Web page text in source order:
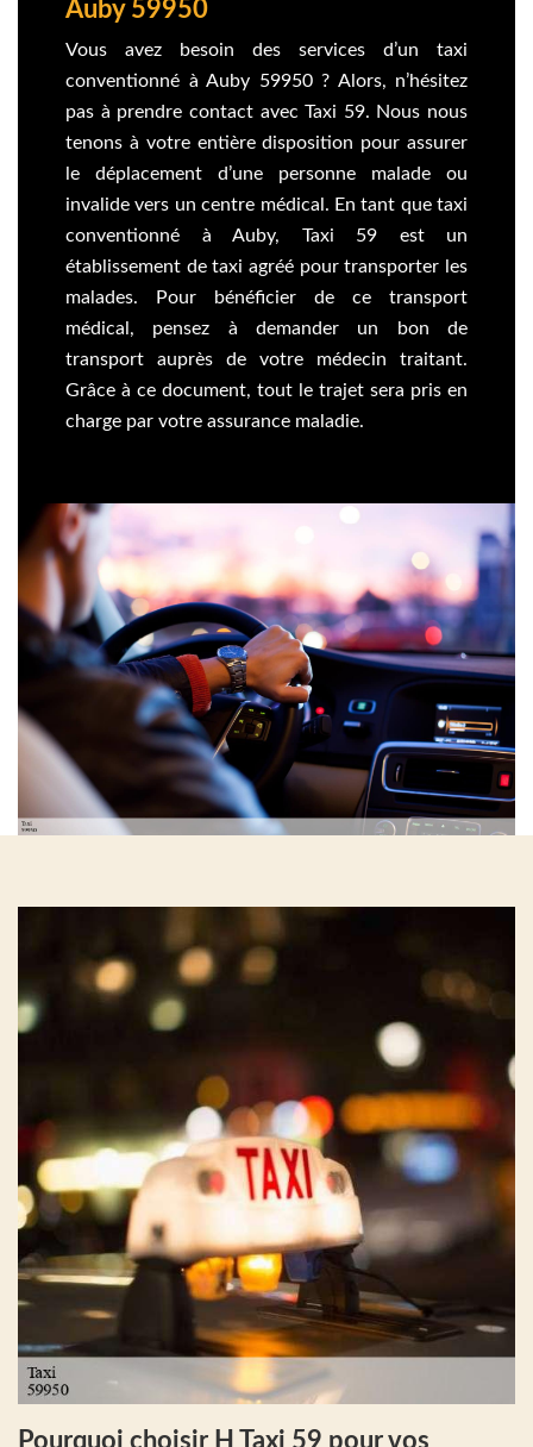
Auby 59950
Vous avez besoin des services d’un taxi
conventionné à Auby 59950 ? Alors, n’hésitez
pas à prendre contact avec Taxi 59. Nous nous
tenons à votre entière disposition pour assurer
le déplacement d’une personne malade ou
invalide vers un centre médical. En tant que taxi
conventionné à Auby, Taxi 59 est un
établissement de taxi agréé pour transporter les
malades. Pour bénéficier de ce transport
médical, pensez à demander un bon de
transport auprès de votre médecin traitant.
Grâce à ce document, tout le trajet sera pris en
charge par votre assurance maladie.
Pourquoi choisir H Taxi 59 pour vos